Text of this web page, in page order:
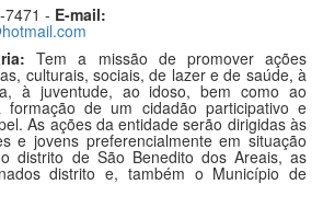
7471 - E-mail:
Tem a missão de promover ações
culturais, sociais, de lazer e de saúde, à
à juventude, ao idoso, bem como ao
formação de um cidadão participativo e
As ações da entidade serão dirigidas às
e jovens preferencialmente em situação
distrito de São Benedito dos Areais, as
distrito e, também o Município de